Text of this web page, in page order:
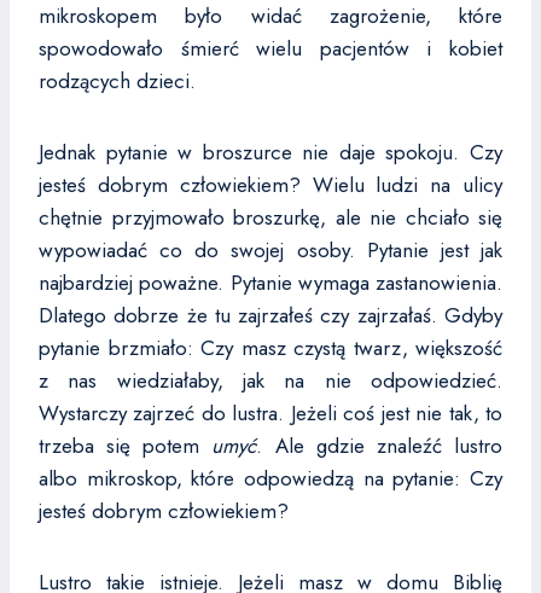
mikroskopem było widać zagrożenie, które
spowodowało śmierć wielu pacjentów i kobiet
rodzących dzieci.
Jednak pytanie w broszurce nie daje spokoju. Czy
jesteś dobrym człowiekiem? Wielu ludzi na ulicy
chętnie przyjmowało broszurkę, ale nie chciało się
wypowiadać co do swojej osoby. Pytanie jest jak
najbardziej poważne. Pytanie wymaga zastanowienia.
Dlatego dobrze że tu zajrzałeś czy zajrzałaś. Gdyby
pytanie brzmiało: Czy masz czystą twarz, większość
z nas wiedziałaby, jak na nie odpowiedzieć.
Wystarczy zajrzeć do lustra. Jeżeli coś jest nie tak, to
trzeba się potem umyć. Ale gdzie znaleźć lustro
albo mikroskop, które odpowiedzą na pytanie: Czy
jesteś dobrym człowiekiem?
Lustro takie istnieje. Jeżeli masz w domu Biblię